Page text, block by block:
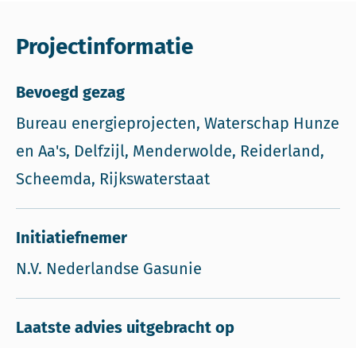
Projectinformatie
Bevoegd gezag
Bureau energieprojecten, Waterschap Hunze
en Aa's, Delfzijl, Menderwolde, Reiderland,
Scheemda, Rijkswaterstaat
Initiatiefnemer
N.V. Nederlandse Gasunie
Laatste advies uitgebracht op